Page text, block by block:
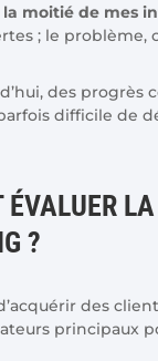
la moitié de mes
; le problème,
des
difficile de
?
d’acquérir des
principaux